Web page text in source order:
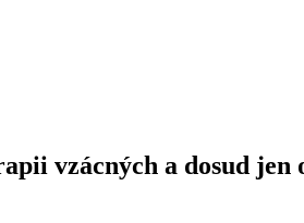
vzácných a dosud jen